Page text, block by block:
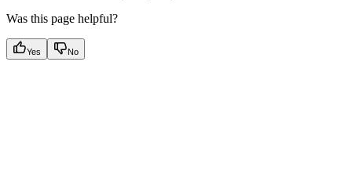
Was this page helpful?
Yes No